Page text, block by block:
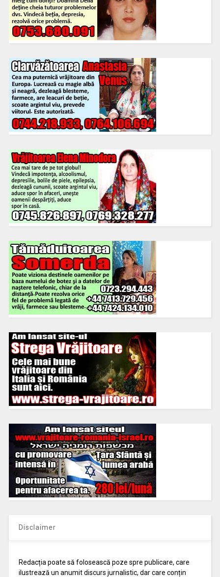
Disclaimer
Redacția poate să folosească poze spre publicare, care
ilustrează un anumit discurs jurnalistic, dar care conțin